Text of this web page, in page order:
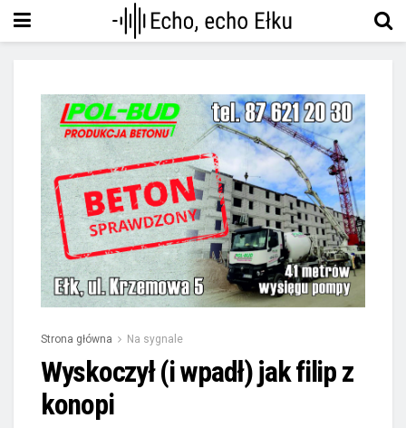
Strona główna Na sygnale
Wyskoczył (i wpadł) jak filip z
konopi